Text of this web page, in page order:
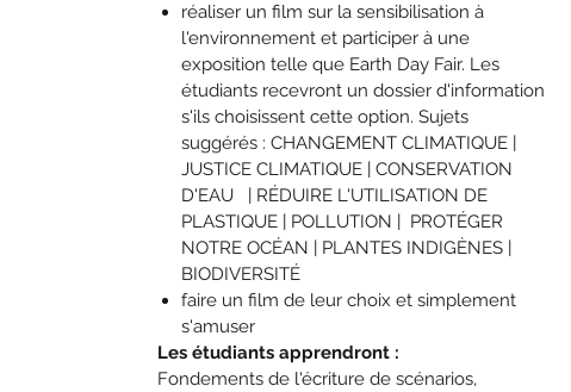
réaliser un film sur la sensibilisation à
l'environnement et participer à une
exposition telle que Earth Day Fair. Les
étudiants recevront un dossier d'information
s'ils choisissent cette option. Sujets
suggérés : CHANGEMENT CLIMATIQUE |
JUSTICE CLIMATIQUE | CONSERVATION
D'EAU | RÉDUIRE L'UTILISATION DE
PLASTIQUE | POLLUTION | PROTÉGER
NOTRE OCÉAN | PLANTES INDIGÈNES |
BIODIVERSITÉ
faire un film de leur choix et simplement
s'amuser
Les étudiants apprendront :
Fondements de l'écriture de scénarios,